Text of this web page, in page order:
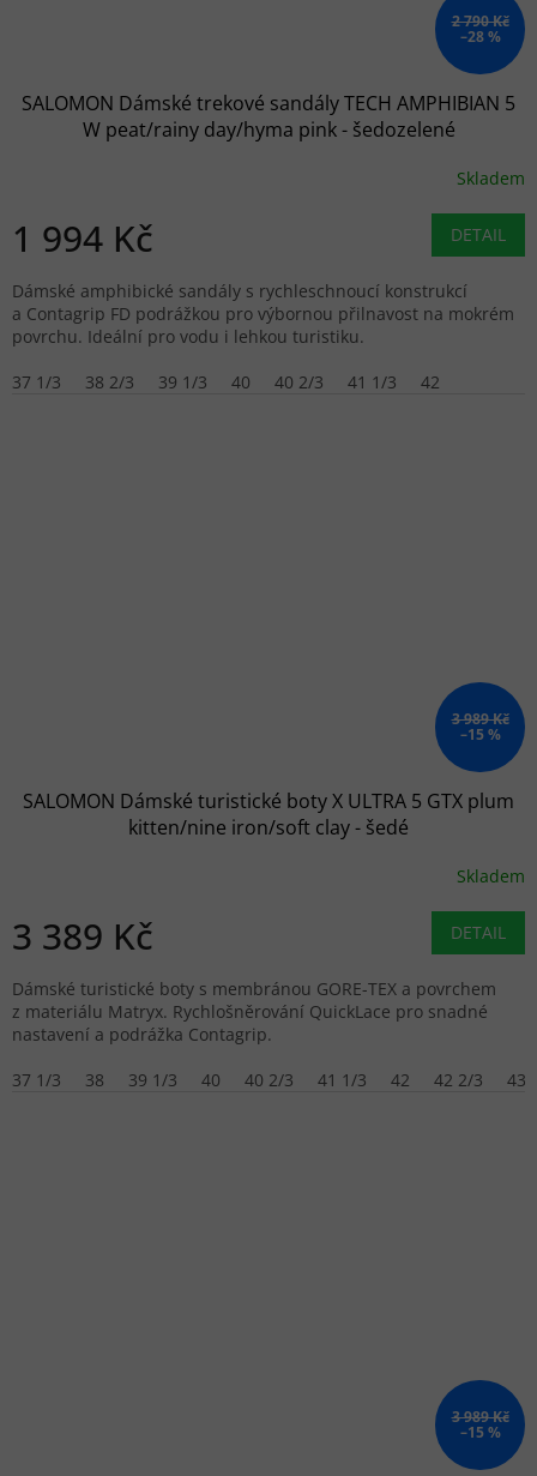
2 790 Kč
–28 %
SALOMON Dámské trekové sandály TECH AMPHIBIAN 5
W peat/rainy day/hyma pink - šedozelené
Skladem
1 994 Kč DETAIL
Dámské amphibické sandály s rychleschnoucí konstrukcí
a Contagrip FD podrážkou pro výbornou přilnavost na mokrém
povrchu. Ideální pro vodu i lehkou turistiku.
37 1/3
38 2/3 39 1/3 40 40 2/3 41 1/3 42
3 989 Kč
–15 %
SALOMON Dámské turistické boty X ULTRA 5 GTX plum
kitten/nine iron/soft clay - šedé
Skladem
3 389 Kč DETAIL
Dámské turistické boty s membránou GORE-TEX a povrchem
z materiálu Matryx. Rychlošněrování QuickLace pro snadné
nastavení a podrážka Contagrip.
37 1/3
38 39 1/3 40 40 2/3 41 1/3 42 42 2/3 43
3 989 Kč
–15 %